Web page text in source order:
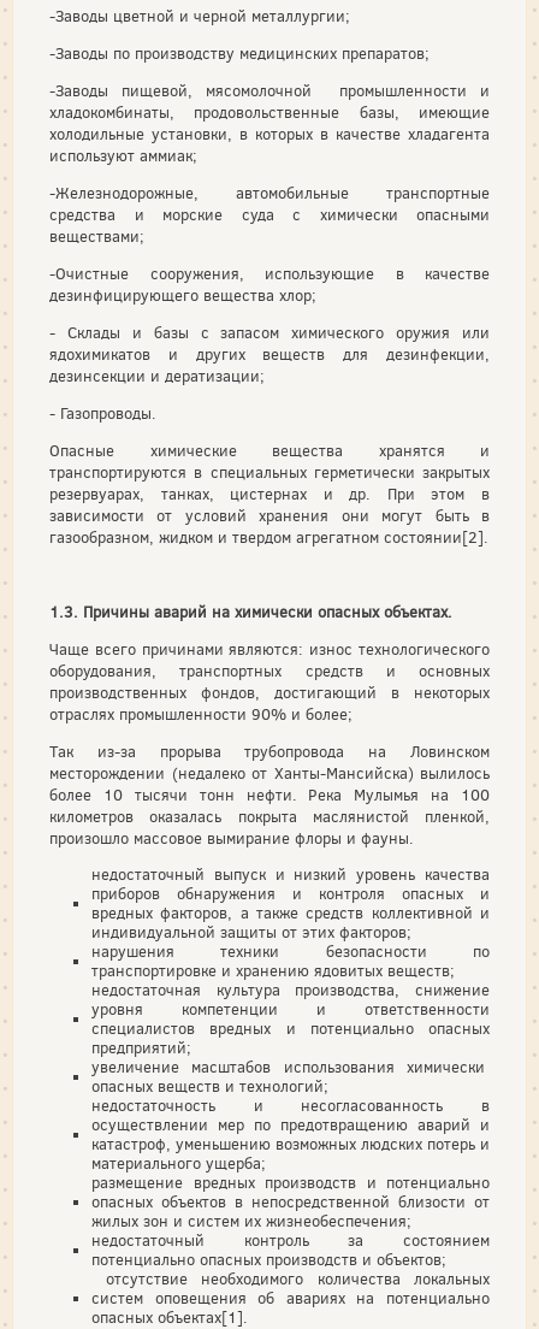
-Заводы цветной и черной металлургии;
-Заводы по производству медицинских препаратов;
-Заводы пищевой, мясомолочной промышленности и
хладокомбинаты, продовольственные базы, имеющие
холодильные установки, в которых в качестве хладагента
используют аммиак;
-Железнодорожные, автомобильные транспортные
средства и морские суда с химически опасными
веществами;
-Очистные сооружения, использующие в качестве
дезинфицирующего вещества хлор;
- Склады и базы с запасом химического оружия или
ядохимикатов и других веществ для дезинфекции,
дезинсекции и дератизации;
- Газопроводы.
Опасные химические вещества хранятся и
транспортируются в специальных герметически закрытых
резервуарах, танках, цистернах и др. При этом в
зависимости от условий хранения они могут быть в
газообразном, жидком и твердом агрегатном состоянии[2].
1.3. Причины аварий на химически опасных объектах.
Чаще всего причинами являются: износ технологического
оборудования, транспортных средств и основных
производственных фондов, достигающий в некоторых
отраслях промышленности 90% и более;
Так из-за прорыва трубопровода на Ловинском
месторождении (недалеко от Ханты-Мансийска) вылилось
более 10 тысячи тонн нефти. Река Мулымья на 100
километров оказалась покрыта маслянистой пленкой,
произошло массовое вымирание флоры и фауны.
недостаточный выпуск и низкий уровень качества
приборов обнаружения и контроля опасных и
вредных факторов, а также средств коллективной и
индивидуальной защиты от этих факторов;
нарушения техники безопасности по
транспортировке и хранению ядовитых веществ;
недостаточная культура производства, снижение
уровня компетенции и ответственности
специалистов вредных и потенциально опасных
предприятий;
увеличение масштабов использования химически
опасных веществ и технологий;
недостаточность и несогласованность в
осуществлении мер по предотвращению аварий и
катастроф, уменьшению возможных людских потерь и
материального ущерба;
размещение вредных производств и потенциально
опасных объектов в непосредственной близости от
жилых зон и систем их жизнеобеспечения;
недостаточный контроль за состоянием
потенциально опасных производств и объектов;
отсутствие необходимого количества локальных
систем оповещения об авариях на потенциально
опасных объектах[1].